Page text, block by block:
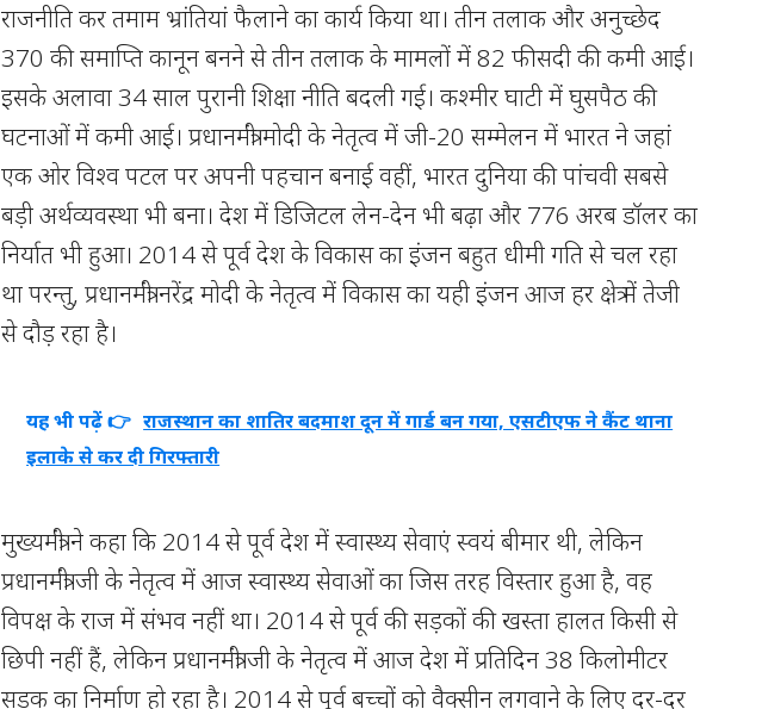
राजनीति कर तमाम भ्रांतियां फैलाने का कार्य किया था। तीन तलाक और अनुच्छेद
370 की समाप्ति कानून बनने से तीन तलाक के मामलों में 82 फीसदी की कमी आई।
इसके अलावा 34 साल पुरानी शिक्षा नीति बदली गई। कश्मीर घाटी में घुसपैठ की
घटनाओं में कमी आई। प्रधानमंत्री मोदी के नेतृत्व में जी-20 सम्मेलन में भारत ने जहां
एक ओर विश्व पटल पर अपनी पहचान बनाई वहीं, भारत दुनिया की पांचवी सबसे
बड़ी अर्थव्यवस्था भी बना। देश में डिजिटल लेन-देन भी बढ़ा और 776 अरब डॉलर का
निर्यात भी हुआ। 2014 से पूर्व देश के विकास का इंजन बहुत धीमी गति से चल रहा
था परन्तु, प्रधानमंत्री नरेंद्र मोदी के नेतृत्व में विकास का यही इंजन आज हर क्षेत्र में तेजी
से दौड़ रहा है।
यह भी पढ़ें 👉 राजस्थान का शातिर बदमाश दून में गार्ड बन गया, एसटीएफ ने कैंट थाना
इलाके से कर दी गिरफ्तारी
मुख्यमंत्री ने कहा कि 2014 से पूर्व देश में स्वास्थ्य सेवाएं स्वयं बीमार थी, लेकिन
प्रधानमंत्री जी के नेतृत्व में आज स्वास्थ्य सेवाओं का जिस तरह विस्तार हुआ है, वह
विपक्ष के राज में संभव नहीं था। 2014 से पूर्व की सड़कों की खस्ता हालत किसी से
छिपी नहीं हैं, लेकिन प्रधानमंत्री जी के नेतृत्व में आज देश में प्रतिदिन 38 किलोमीटर
सड़क का निर्माण हो रहा है। 2014 से पूर्व बच्चों को वैक्सीन लगवाने के लिए दर-दर